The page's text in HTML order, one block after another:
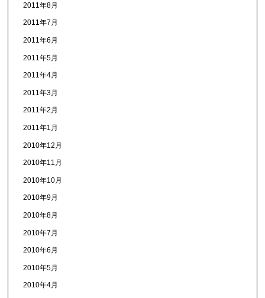
2011年8月
2011年7月
2011年6月
2011年5月
2011年4月
2011年3月
2011年2月
2011年1月
2010年12月
2010年11月
2010年10月
2010年9月
2010年8月
2010年7月
2010年6月
2010年5月
2010年4月